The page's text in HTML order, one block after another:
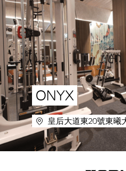
ONYX
皇后大道東20號東曦